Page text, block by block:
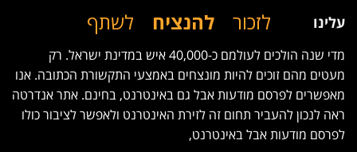
לזכור להנציח לשתף עלינו
מדי שנה הולכים לעולמם כ-40,000 איש במדינת ישראל. רק
מעטים מהם זוכים להיות מונצחים באמצעי התקשורת הכתובה. אנו
מאפשרים לפרסם מודעות אבל גם באינטרנט, בחינם. אתר אנדרטה
ראה לנכון להעביר תחום זה לזירת האינטרנט ולאפשר לציבור כולו
לפרסם מודעות אבל באינטרנט,